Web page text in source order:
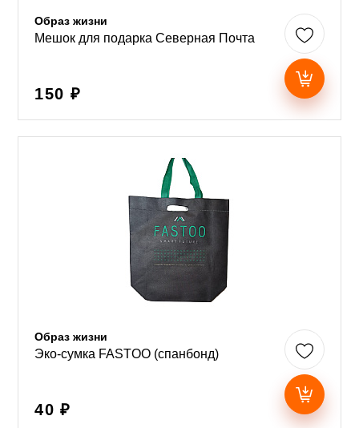
Образ жизни
Мешок для подарка Северная Почта
150 ₽
Образ жизни
Эко-сумка FASTOO (спанбонд)
40 ₽